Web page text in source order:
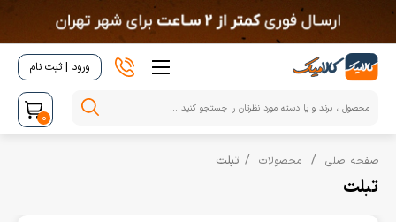
ورود | ثبت نام
0
صفحه اصلی محصولات تبلت
تبلت